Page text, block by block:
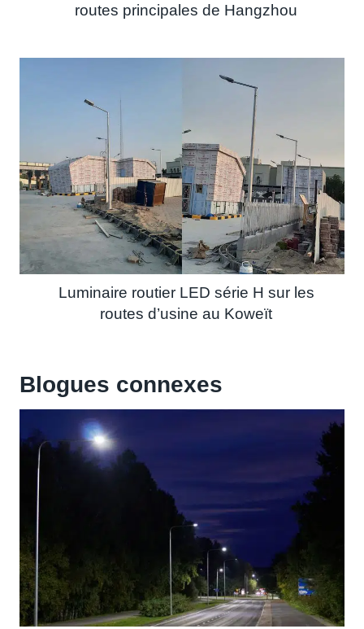
routes principales de Hangzhou
Luminaire routier LED série H sur les
routes d’usine au Koweït
Blogues connexes